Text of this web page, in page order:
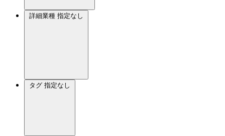
詳細業種 指定なし
タグ 指定なし